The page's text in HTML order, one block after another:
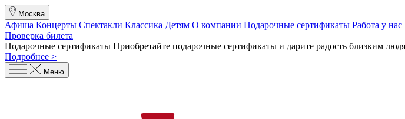
Москва
Афиша Концерты Спектакли Классика Детям О компании Подарочные сертификаты Работа у нас
Проверка билета
Подарочные сертификаты Приобретайте подарочные сертификаты и дарите радость близким
Подробнее >
Меню